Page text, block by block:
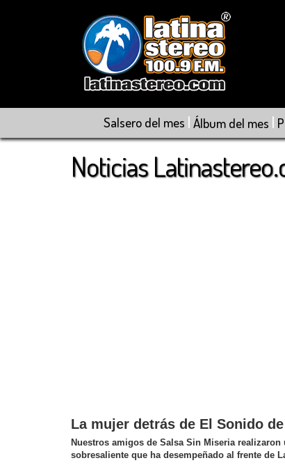
Salsero del mes | Álbum del mes |
Noticias
La mujer detrás de El Sonido
Nuestros amigos de Salsa Sin Miseria
sobresaliente que ha desempeñado al frente de